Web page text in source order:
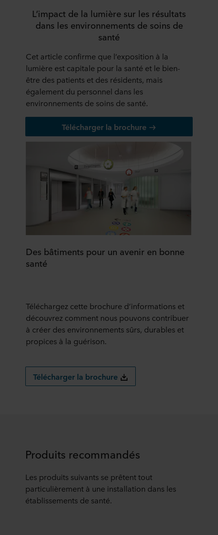
L’impact de la lumière sur les résultats
dans les environnements de soins de
santé
Cet article confirme que l’exposition à la
lumière est capitale pour la santé et le bien-
être des patients et des résidents, mais
également du personnel dans les
environnements de soins de santé.
Télécharger la brochure
Des bâtiments pour un avenir en bonne
santé
Téléchargez cette brochure d’informations et
découvrez comment nous pouvons contribuer
à créer des environnements sûrs, durables et
propices à la guérison.
Télécharger la brochure
Produits recommandés
Les produits suivants se prêtent tout
particulièrement à une installation dans les
établissements de santé.